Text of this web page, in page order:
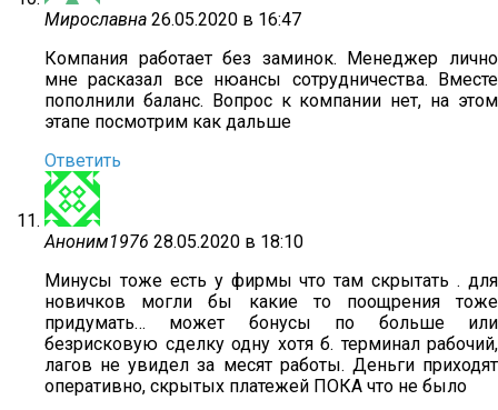
Мирославна 26.05.2020 в 16:47
Компания работает без заминок. Менеджер лично
мне расказал все нюансы сотрудничества. Вместе
пополнили баланс. Вопрос к компании нет, на этом
этапе посмотрим как дальше
Ответить
Аноним1976 28.05.2020 в 18:10
Минусы тоже есть у фирмы что там скрытать . для
новичков могли бы какие то поощрения тоже
придумать… может бонусы по больше или
безрисковую сделку одну хотя б. терминал рабочий,
лагов не увидел за месят работы. Деньги приходят
оперативно, скрытых платежей ПОКА что не было